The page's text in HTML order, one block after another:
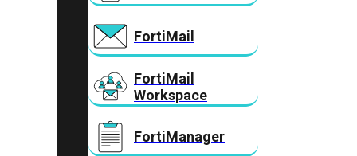
FortiMail
FortiMail
Workspace
FortiManager